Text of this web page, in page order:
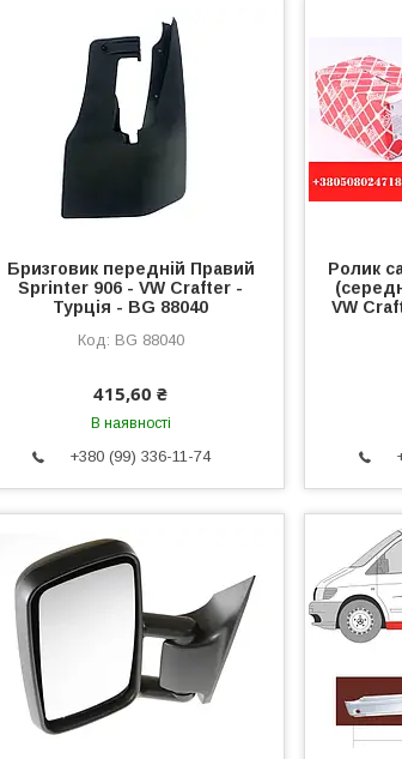
Бризговик передній Правий
Sprinter 906 - VW Crafter -
Турція - BG 88040
BG 88040
415,60 ₴
В наявності
+380 (99) 336-11-74
Ролик
VW